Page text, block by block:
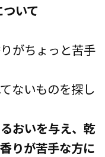
いて
がちょっと苦手
ないものを探し
おいを与え、乾
りが苦手な方に